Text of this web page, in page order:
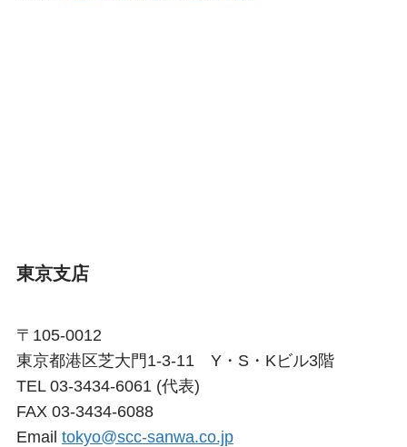
東京支店
〒105-0012
東京都港区芝大門1-3-11 Y・S・Kビル3階
TEL 03-3434-6061 (代表)
FAX 03-3434-6088
Email tokyo@scc-sanwa.co.jp